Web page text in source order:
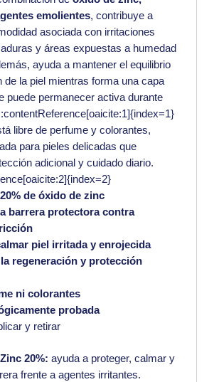
emolientes, contribuye a
asociada con irritaciones
y áreas expuestas a humedad
ayuda a mantener el equilibrio
de la piel mientras forma una capa
puede permanecer activa durante
libre de perfume y colorantes,
para pieles delicadas que
adicional y cuidado diario.
de óxido de zinc
barrera protectora contra
piel irritada y enrojecida
regeneración y protección
ni colorantes
probada
y retirar
20%: ayuda a proteger, calmar y
frente a agentes irritantes.